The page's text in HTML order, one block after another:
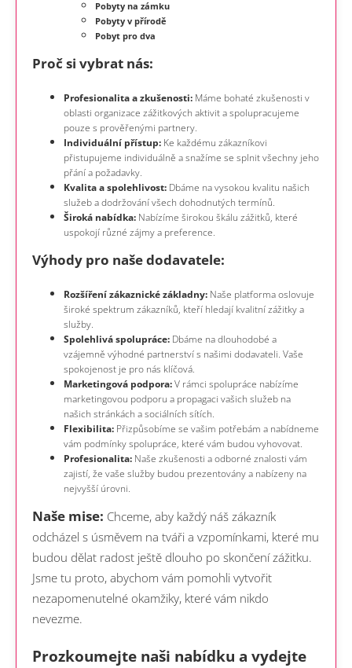
Pobyty na zámku
Pobyty v přírodě
Pobyt pro dva
Proč si vybrat nás:
Profesionalita a zkušenosti: Máme bohaté zkušenosti v
oblasti organizace zážitkových aktivit a spolupracujeme
pouze s prověřenými partnery.
Individuální přístup: Ke každému zákazníkovi
přistupujeme individuálně a snažíme se splnit všechny jeho
přání a požadavky.
Kvalita a spolehlivost: Dbáme na vysokou kvalitu našich
služeb a dodržování všech dohodnutých termínů.
Široká nabídka: Nabízíme širokou škálu zážitků, které
uspokojí různé zájmy a preference.
Výhody pro naše dodavatele:
Rozšíření zákaznické základny: Naše platforma oslovuje
široké spektrum zákazníků, kteří hledají kvalitní zážitky a
služby.
Spolehlivá spolupráce: Dbáme na dlouhodobé a
vzájemně výhodné partnerství s našimi dodavateli. Vaše
spokojenost je pro nás klíčová.
Marketingová podpora:V rámci spolupráce nabízíme
marketingovou podporu a propagaci vašich služeb na
našich stránkách a sociálních sítích.
Flexibilita: Přizpůsobíme se vašim potřebám a nabídneme
vám podmínky spolupráce, které vám budou vyhovovat.
Profesionalita: Naše zkušenosti a odborné znalosti vám
zajistí, že vaše služby budou prezentovány a nabízeny na
nejvyšší úrovni.
Naše mise: Chceme, aby každý náš zákazník
odcházel s úsměvem na tváři a vzpomínkami, které mu
budou dělat radost ještě dlouho po skončení zážitku.
Jsme tu proto, abychom vám pomohli vytvořit
nezapomenutelné okamžiky, které vám nikdo
nevezme.
Prozkoumejte naši nabídku a vydejte